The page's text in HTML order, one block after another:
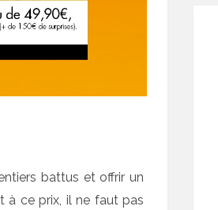
battus et offrir un
à ce prix, il ne faut pas